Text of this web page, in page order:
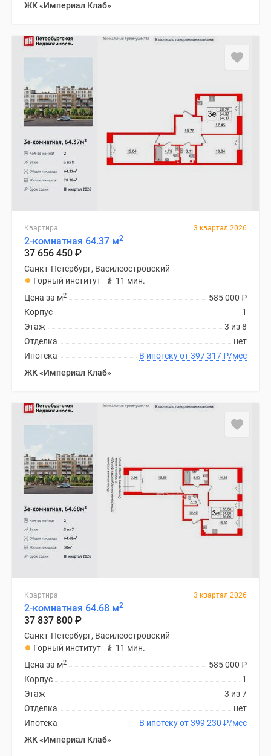
ЖК «Империал Клаб»
Квартира 3 квартал 2026
2-комнатная 64.37 м2
37 656 450 ₽
Санкт-Петербург, Василеостровский
Горный институт
11 мин.
585 000 ₽
Цена за м2
1
Корпус
3 из 8
Этаж
нет
Отделка
В ипотеку от 397 317₽/мес
Ипотека
ЖК «Империал Клаб»
Квартира 3 квартал 2026
2-комнатная 64.68 м2
37 837 800 ₽
Санкт-Петербург, Василеостровский
Горный институт
11 мин.
585 000 ₽
Цена за м2
1
Корпус
3 из 7
Этаж
нет
Отделка
В ипотеку от 399 230 ₽/мес
Ипотека
ЖК «Империал Клаб»